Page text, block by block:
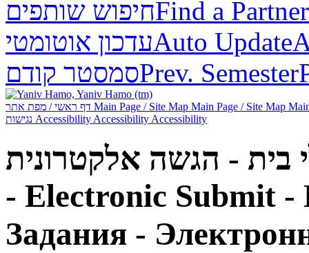
חיפוש שותפיםFind a Partner
עדכון אוטומטיAuto Update
סמסטר קודםPrev. Semester
Main Page / Site Map Main Page / Site Map
Accessibility Accessibility Accessibility
- Electronic Submit -
Задания -